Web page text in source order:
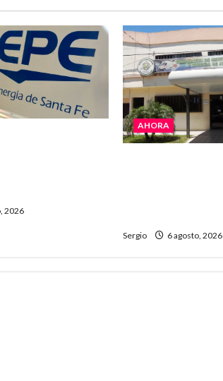
2026
AHORA
Sergio 6 agosto, 2026